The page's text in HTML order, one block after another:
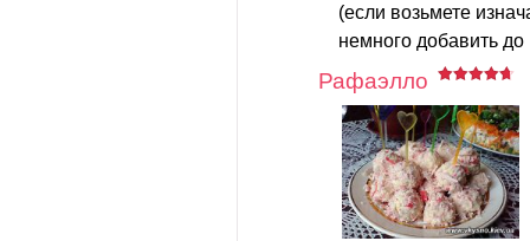
(если возьмете
немного добавить
Рафаэлло